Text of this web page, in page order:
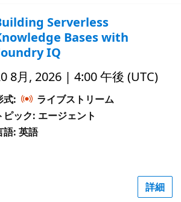
Serverless
Bases with
IQ
8月, 2026 | 4:00 午後 (UTC)
式:
ライブストリーム
ピック: エージェント
語: 英語
詳細